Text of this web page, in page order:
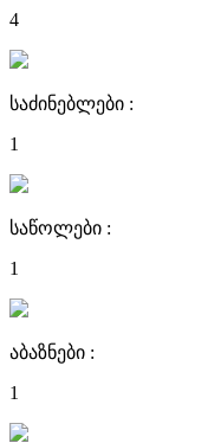
4
საძინებლები :
1
საწოლები :
1
აბაზნები :
1